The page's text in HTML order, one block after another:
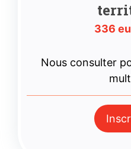
336
Nous consulter